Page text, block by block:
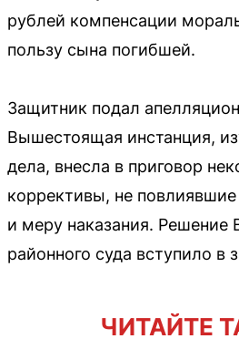
рублей компенсации
пользу сына погибшей.
Защитник подал
Вышестоящая инстанция,
дела, внесла в приговор
коррективы, не повлиявшие
и меру наказания. Решение
районного суда вступило в
ЧИТАЙТЕ